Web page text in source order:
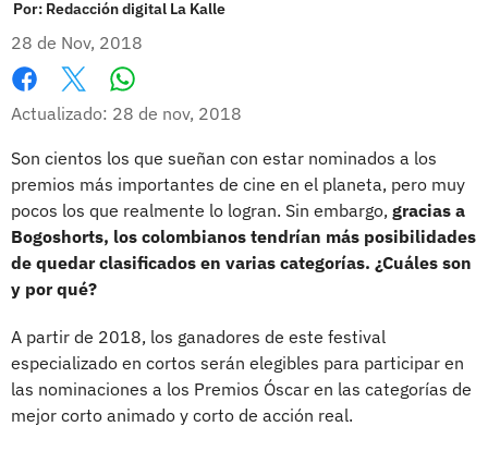
Por: Redacción digital La Kalle
28 de Nov, 2018
Facebook
X
Actualizado: 28 de nov, 2018
Son cientos los que sueñan con estar nominados a los
premios más importantes de cine en el planeta, pero muy
pocos los que realmente lo logran. Sin embargo, gracias a
Bogoshorts, los colombianos tendrían más posibilidades
de quedar clasificados en varias categorías. ¿Cuáles son
y por qué?
A partir de 2018, los ganadores de este festival
especializado en cortos serán elegibles para participar en
las nominaciones a los Premios Óscar en las categorías de
mejor corto animado y corto de acción real.